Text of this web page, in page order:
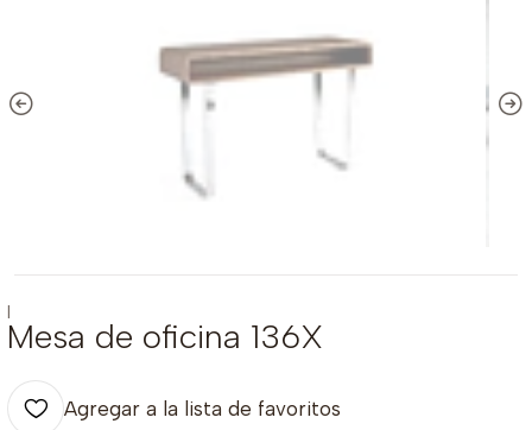
|
Mesa de oficina 136X
Agregar a la lista de favoritos